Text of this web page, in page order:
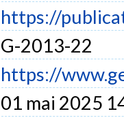
https://
G-2013-22
https://
01 mai 2025